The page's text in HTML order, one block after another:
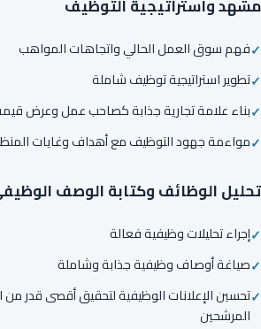
مشهد واستراتيجية التوظيف
فهم سوق العمل الحالي واتجاهات المواهب
تطوير استراتيجية توظيف شاملة
بناء علامة تجارية جذابة كصاحب عمل وعرض
مواءمة جهود التوظيف مع أهداف وغايات
تحليل الوظائف وكتابة الوصف
إجراء تحليلات وظيفية فعالة
صياغة أوصاف وظيفية جذابة وشاملة
تحسين الإعلانات الوظيفية لتحقيق أقصى قدر من
المرشحين